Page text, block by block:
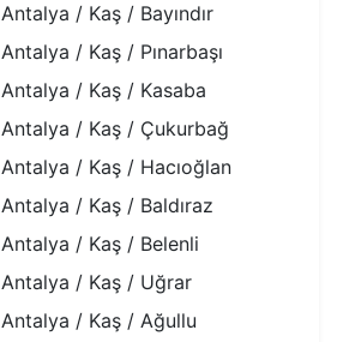
Antalya / Kaş / Bayındır
Antalya / Kaş / Pınarbaşı
Antalya / Kaş / Kasaba
Antalya / Kaş / Çukurbağ
Antalya / Kaş / Hacıoğlan
Antalya / Kaş / Baldıraz
Antalya / Kaş / Belenli
Antalya / Kaş / Uğrar
Antalya / Kaş / Ağullu